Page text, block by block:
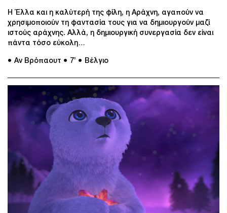
Η Έλλα και η καλύτερή της φίλη, η Αράχνη, αγαπούν να
χρησιμοποιούν τη φαντασία τους για να δημιουργούν μαζί
ιστούς αράχνης. Αλλά, η δημιουργική συνεργασία δεν είναι
πάντα τόσο εύκολη…
● Αν Βρόπαουτ ● 7’ ● Βέλγιο